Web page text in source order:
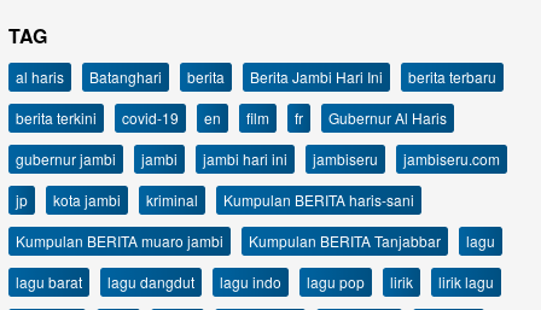
TAG
al haris Batanghari berita Berita Jambi Hari Ini
berita terbaru
berita terkini
covid-19 en film fr
Gubernur Al Haris
gubernur jambi
jambi jambi hari ini jambiseru
jambiseru.com
jp
kota jambi kriminal
Kumpulan BERITA haris-sani
Kumpulan BERITA muaro jambi
Kumpulan BERITA Tanjabbar
lagu
lagu barat
lagu dangdut lagu indo lagu pop lirik
lirik lagu